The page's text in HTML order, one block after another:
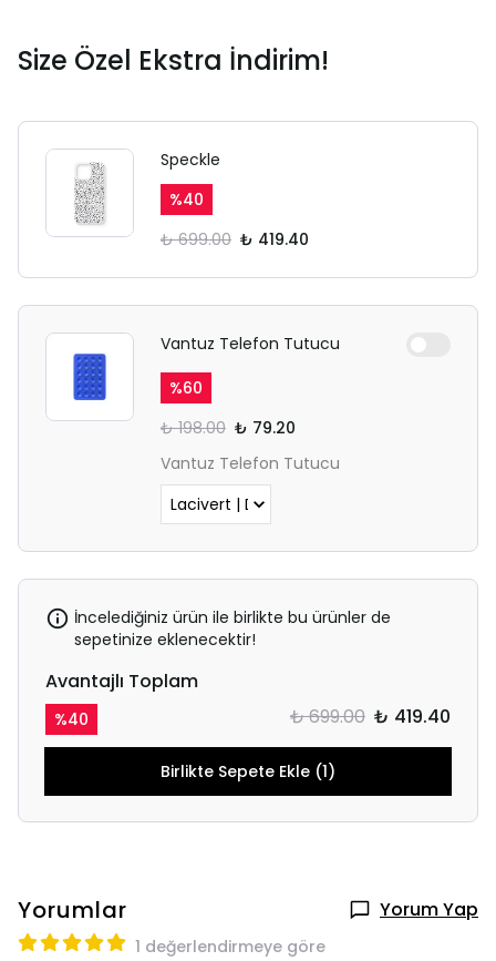
Size Özel Ekstra İndirim!
Speckle
%40
₺ 699.00 ₺ 419.40
Vantuz Telefon Tutucu
%60
₺ 198.00 ₺ 79.20
Vantuz Telefon Tutucu
İncelediğiniz ürün ile birlikte bu ürünler de
sepetinize eklenecektir!
Avantajlı Toplam
%40 ₺ 699.00 ₺ 419.40
Birlikte Sepete Ekle (1)
Yorumlar Yorum Yap
1 değerlendirmeye göre